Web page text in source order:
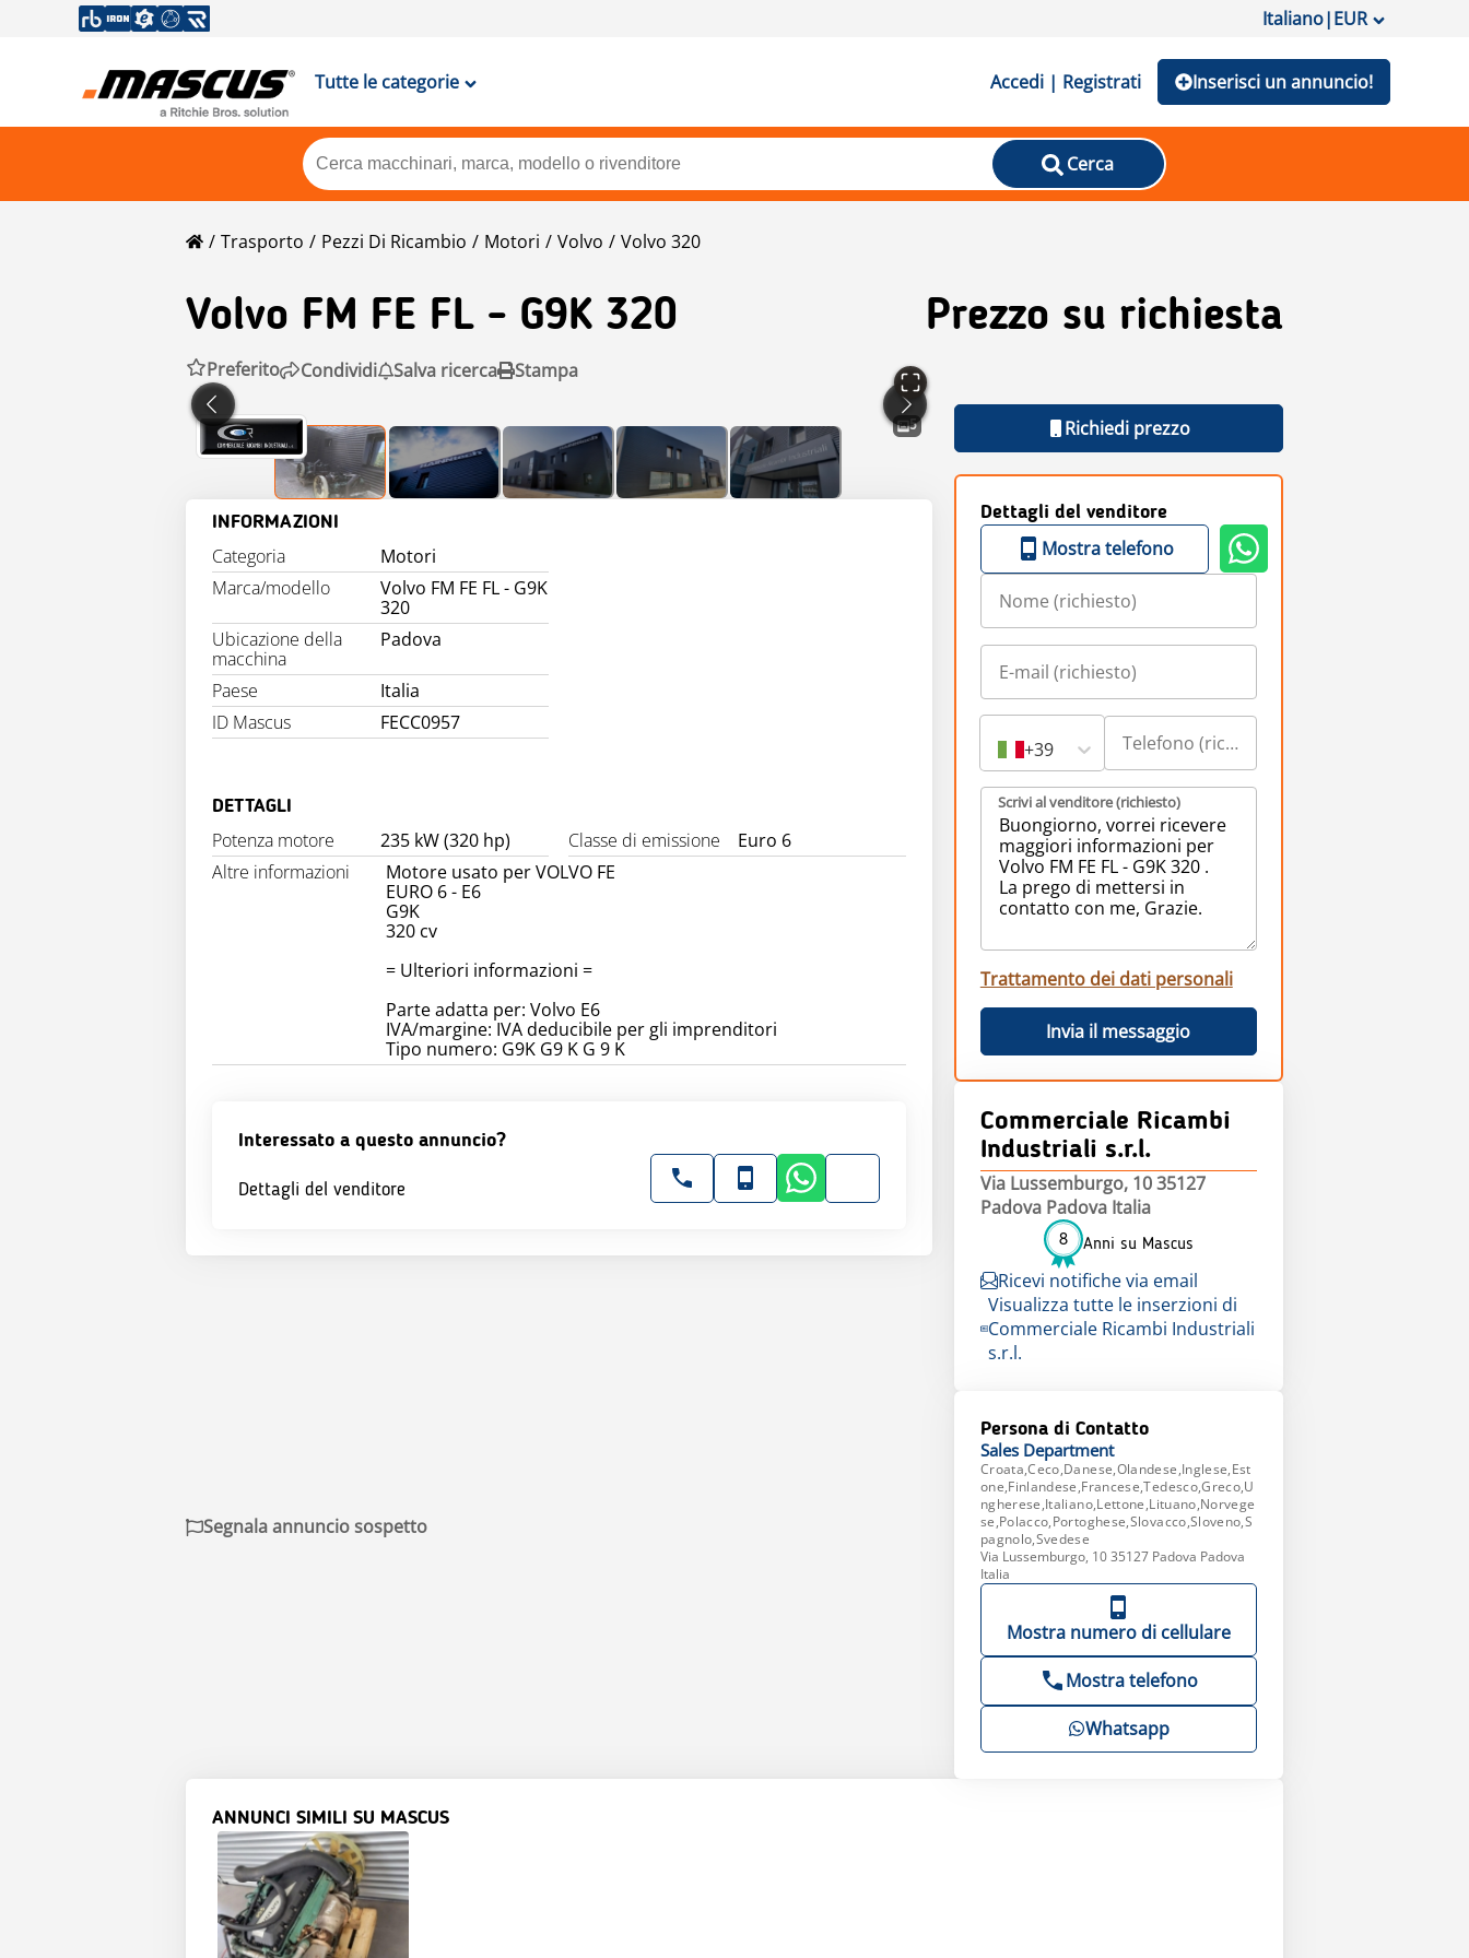
Italiano|EUR
Tutte le categorie Accedi | Registrati Inserisci un annuncio!
Cerca
Trasporto Pezzi Di Ricambio Motori Volvo Volvo 320
Volvo FM FE FL - G9K 320 Prezzo su richiesta
Preferito Condividi Salva ricerca Stampa
5
INFORMAZIONI
Categoria
Motori
Marca/modello
Volvo FM FE FL - G9K
320
Ubicazione della
macchina
Padova
Paese
Italia
ID Mascus
FECC0957
DETTAGLI
Potenza motore 235 kW (320 hp) Classe di emissione
Euro 6
Altre informazioni
Motore usato per VOLVO FE
EURO 6 - E6
G9K
320 cv
= Ulteriori informazioni =
Parte adatta per: Volvo E6
IVA/margine: IVA deducibile per gli imprenditori
Tipo numero: G9K G9 K G 9 K
Interessato a questo annuncio?
Dettagli del venditore
Richiedi prezzo
Dettagli del venditore
Mostra telefono
+39
Scrivi al venditore (richiesto)
Trattamento dei dati personali
Invia il messaggio
Commerciale Ricambi
Industriali s.r.l.
Via Lussemburgo, 10 35127
Padova Padova Italia
8 Anni su Mascus
Ricevi notifiche via email
Visualizza tutte le inserzioni di
Commerciale Ricambi Industriali
s.r.l.
Persona di Contatto
Sales Department
Croata,Ceco,Danese,Olandese,Inglese,Est
one,Finlandese,Francese,Tedesco,Greco,U
ngherese,Italiano,Lettone,Lituano,Norvege
se,Polacco,Portoghese,Slovacco,Sloveno,S
pagnolo,Svedese
Via Lussemburgo, 10 35127 Padova Padova
Italia
Mostra numero di cellulare
Mostra telefono
Whatsapp
Segnala annuncio sospetto
ANNUNCI SIMILI SU MASCUS